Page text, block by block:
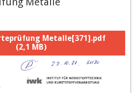
Metalle[371].pdf
(2,1 MB)